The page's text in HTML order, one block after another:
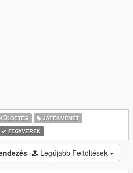
JÁTÉKMENET
FEGYVEREK
Legújabb Feltöltések